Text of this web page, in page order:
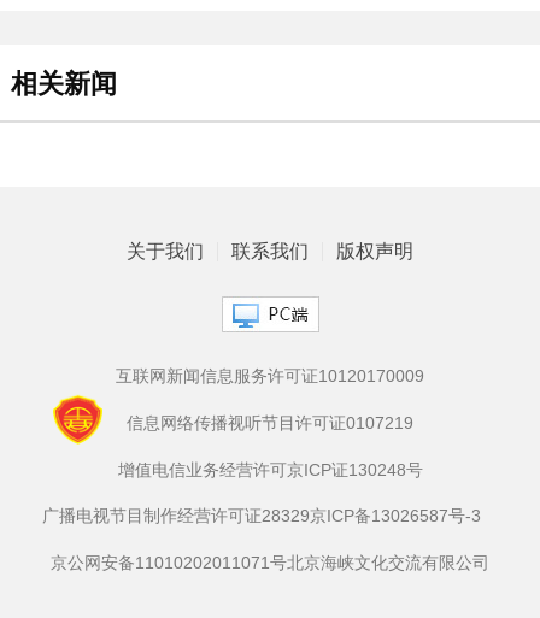
相关新闻
关于我们 联系我们 版权声明
互联网新闻信息服务许可证10120170009
信息网络传播视听节目许可证0107219
增值电信业务经营许可京ICP证130248号
广播电视节目制作经营许可证28329京ICP备13026587号-3
京公网安备11010202011071号北京海峡文化交流有限公司